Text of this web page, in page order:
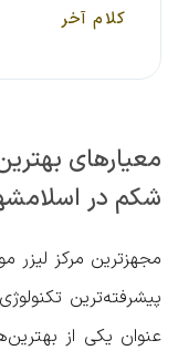
کلام آخر
معیارهای
شکم در
مجهزترین مرکز لیزر
پیشرفته‌ترین
عنوان یکی از